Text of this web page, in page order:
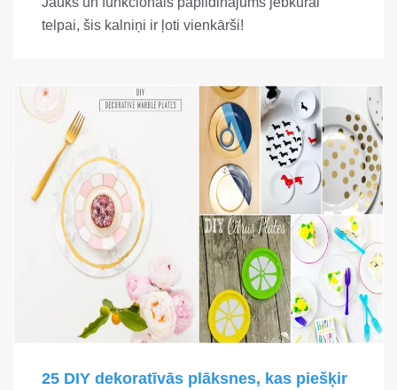
telpai, šis kalniņi ir ļoti vienkārši!
25 DIY dekoratīvās plāksnes, kas piešķir